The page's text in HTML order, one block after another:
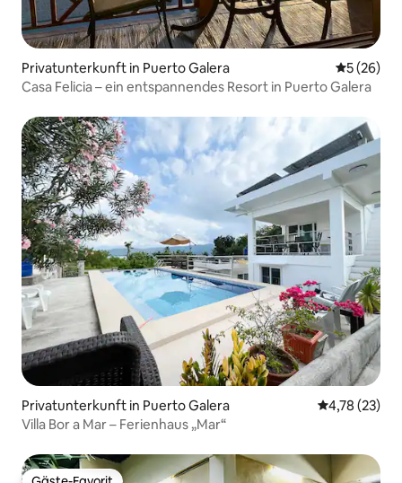
Privatunterkunft in Puerto Galera
5 (26)
Casa Felicia – ein entspannendes Resort in Puerto Galera
Privatunterkunft in Puerto Galera
4,78 (23)
Villa Bor a Mar – Ferienhaus „Mar“